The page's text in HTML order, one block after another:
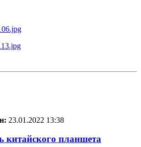
23.01.2022 13:38
китайского планшета